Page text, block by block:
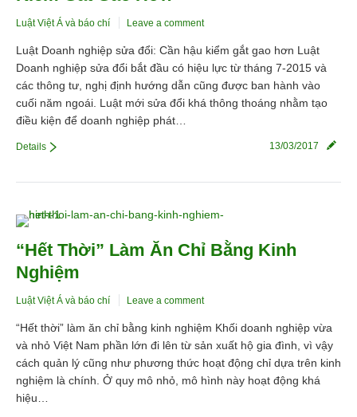
Luật Việt Á và báo chí Leave a comment
Luật Doanh nghiệp sửa đổi: Cần hậu kiểm gắt gao hơn Luật
Doanh nghiệp sửa đổi bắt đầu có hiệu lực từ tháng 7-2015 và
các thông tư, nghị định hướng dẫn cũng được ban hành vào
cuối năm ngoái. Luật mới sửa đổi khá thông thoáng nhằm tạo
điều kiện để doanh nghiệp phát…
13/03/2017
Details
“Hết Thời” Làm Ăn Chỉ Bằng Kinh
Nghiệm
Luật Việt Á và báo chí Leave a comment
“Hết thời” làm ăn chỉ bằng kinh nghiệm Khối doanh nghiệp vừa
và nhỏ Việt Nam phần lớn đi lên từ sản xuất hộ gia đình, vì vậy
cách quản lý cũng như phương thức hoạt động chỉ dựa trên kinh
nghiệm là chính. Ở quy mô nhỏ, mô hình này hoạt động khá
hiệu…